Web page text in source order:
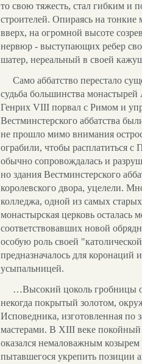
то свою тяжесть, стал гибким и
строителей. Опираясь на
вверх, на огромной высоте
нервюр - выступающих ребер
шатер, нереальный в своей
Само аббатство перестало
судьба большинства
Генрих VIII порвал с Римом и
Вестминстерского аббатства
не прошло мимо внимания
ограбили, чтобы расплатиться
обычно сопровождалась и
но здания Вестминстерского
королевского двора, уцелели.
колледжа, одной из самых
монастырская церковь осталась
соответствовавших новой
особую роль своей
предназначалось для коронаций
усыпальницей.
…Высокий цоколь гробницы
некогда покрытый золотом,
Исповедника, изготовленная по
мастерами. В XIII веке
оказался немаловажным
пытавшегося укрепить позиции